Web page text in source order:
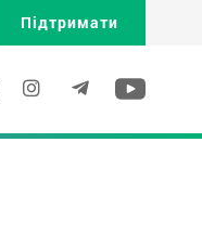
Підтримати